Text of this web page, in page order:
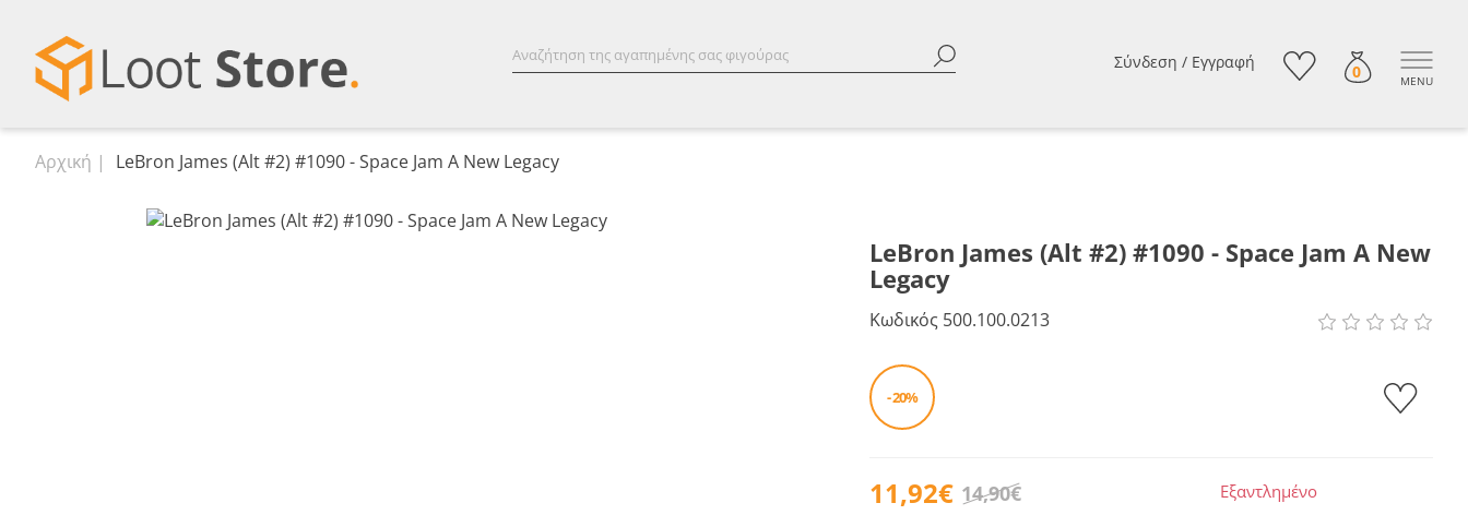
Σύνδεση / Εγγραφή 0 MENU
Αρχική LeBron James (Alt #2) #1090 - Space Jam A New Legacy
LeBron James (Alt #2) #1090 - Space Jam A New
Legacy
Κωδικός 500.100.0213
- 20%
11,92€ 14,90€ Εξαντλημένο